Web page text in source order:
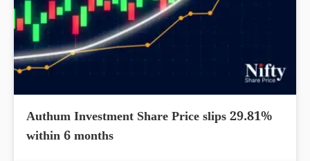
Authum Investment Share Price slips 29.81%
within 6 months